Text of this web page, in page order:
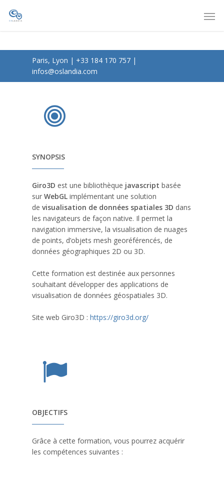
Paris, Lyon | +33 184 170 757 |
infos@oslandia.com
SYNOPSIS
Giro3D est une bibliothèque javascript basée
sur WebGL implémentant une solution
de visualisation de données spatiales 3D dans
les navigateurs de façon native. Il permet la
navigation immersive, la visualisation de nuages
de points, d’objets mesh georéférencés, de
données géographiques 2D ou 3D.
Cette formation est destinée aux personnes
souhaitant développer des applications de
visualisation de données géospatiales 3D.
Site web Giro3D : https://giro3d.org/
OBJECTIFS
Grâce à cette formation, vous pourrez acquérir
les compétences suivantes :